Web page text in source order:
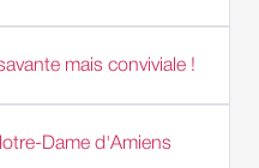
mais conviviale !
Dame d'Amiens